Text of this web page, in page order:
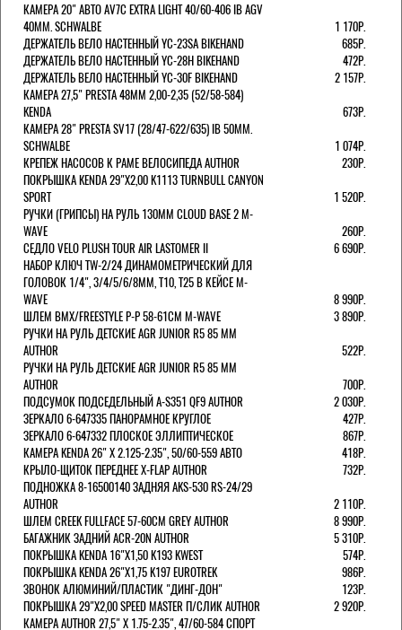
КАМЕРА 20" АВТО AV7C EXTRA LIGHT 40/60-406 IB AGV
40MM. SCHWALBE
1 170Р.
ДЕРЖАТЕЛЬ ВЕЛО НАСТЕННЫЙ YC-23SA BIKEHAND
685Р.
ДЕРЖАТЕЛЬ ВЕЛО НАСТЕННЫЙ YC-28H BIKEHAND
472Р.
ДЕРЖАТЕЛЬ ВЕЛО НАСТЕННЫЙ YC-30F BIKEHAND
2 157Р.
КАМЕРА 27,5" PRESTA 48ММ 2,00-2,35 (52/58-584)
KENDA
673Р.
КАМЕРА 28" PRESTA SV17 (28/47-622/635) IB 50MM.
SCHWALBE
1 074Р.
КРЕПЕЖ НАСОСОВ К РАМЕ ВЕЛОСИПЕДА AUTHOR
230Р.
ПОКРЫШКА KENDA 29"Х2,00 K1113 TURNBULL CANYON
SPORT
1 520Р.
РУЧКИ (ГРИПСЫ) НА РУЛЬ 130ММ CLOUD BASE 2 M-
WAVE
260Р.
СЕДЛО VELO PLUSH TOUR AIR LASTOMER II
6 690Р.
НАБОР КЛЮЧ TW-2/24 ДИНАМОМЕТРИЧЕСКИЙ ДЛЯ
ГОЛОВОК 1/4", 3/4/5/6/8ММ, T10, T25 В КЕЙСЕ M-
WAVE
8 990Р.
ШЛЕМ ВМХ/FREESTYLE Р-Р 58-61СМ M-WAVE
3 890Р.
РУЧКИ НА РУЛЬ ДЕТСКИЕ AGR JUNIOR R5 85 ММ
AUTHOR
522Р.
РУЧКИ НА РУЛЬ ДЕТСКИЕ AGR JUNIOR R5 85 ММ
AUTHOR
700Р.
ПОДСУМОК ПОДСЕДЕЛЬНЫЙ A-S351 QF9 AUTHOR
2 030Р.
ЗЕРКАЛО 6-647335 ПАНОРАМНОЕ КРУГЛОЕ
427Р.
ЗЕРКАЛО 6-647332 ПЛОСКОЕ ЭЛЛИПТИЧЕСКОЕ
867Р.
КАМЕРА KENDA 26" Х 2.125-2.35", 50/60-559 АВТО
418Р.
КРЫЛО-ЩИТОК ПЕРЕДНЕЕ X-FLAP AUTHOR
732Р.
ПОДНОЖКА 8-16500140 ЗАДНЯЯ AKS-530 RS-24/29
AUTHOR
2 110Р.
ШЛЕМ CREEK FULLFACE 57-60СМ GREY AUTHOR
8 990Р.
БАГАЖНИК ЗАДНИЙ ACR-20N AUTHOR
5 310Р.
ПОКРЫШКА KENDA 16"Х1,50 K193 KWEST
574Р.
ПОКРЫШКА KENDA 26"Х1,75 K197 EUROTREK
986Р.
ЗВОНОК АЛЮМИНИЙ/ПЛАСТИК "ДИНГ-ДОН"
123Р.
ПОКРЫШКА 29"Х2,00 SPEED MASTER П/СЛИК AUTHOR
2 920Р.
КАМЕРА AUTHOR 27,5" Х 1.75-2.35", 47/60-584 СПОРТ